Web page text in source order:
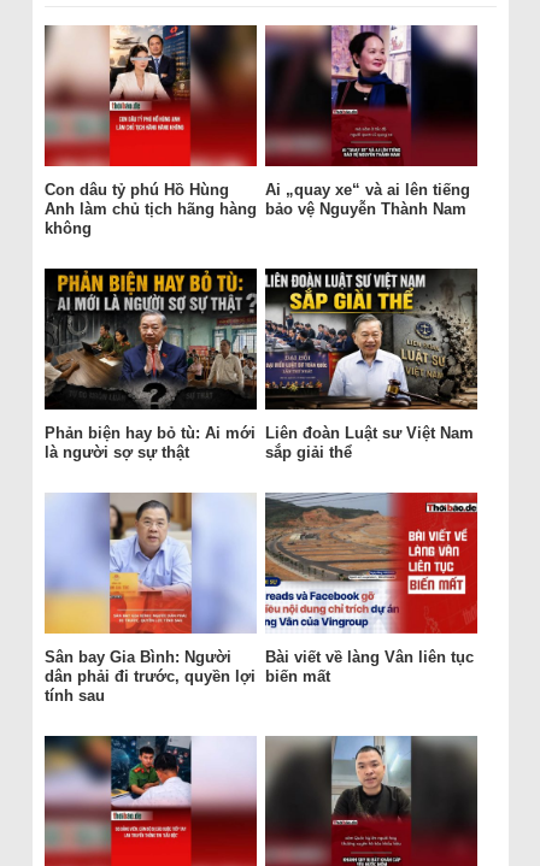
Con dâu tỷ phú Hồ Hùng
Anh làm chủ tịch hãng hàng
không
Ai „quay xe“ và ai lên tiếng
bảo vệ Nguyễn Thành Nam
Phản biện hay bỏ tù: Ai mới
là người sợ sự thật
Liên đoàn Luật sư Việt Nam
sắp giải thể
Sân bay Gia Bình: Người
dân phải đi trước, quyền lợi
tính sau
Bài viết về làng Vân liên tục
biến mất